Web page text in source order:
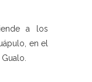
a los
en el